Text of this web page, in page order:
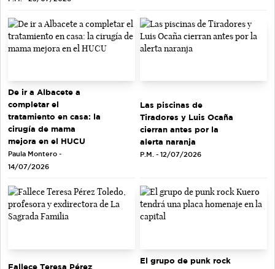
De ir a Albacete a
completar el
tratamiento en casa: la
cirugía de mama
mejora en el HUCU
Paula Montero -
14/07/2026
Las piscinas de
Tiradores y Luis Ocaña
cierran antes por la
alerta naranja
P.M. - 12/07/2026
Fallece Teresa Pérez
El grupo de punk rock